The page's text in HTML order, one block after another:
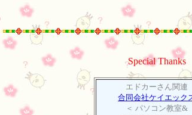
Special Thanks
エドカーさん関連
合同会社ケイエック
＜ パソコン教室&